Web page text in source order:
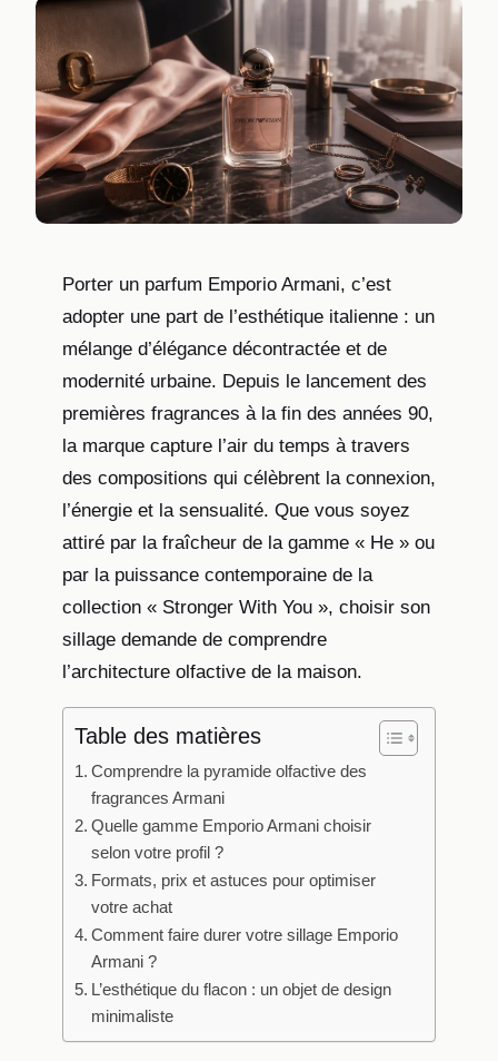
Porter un parfum Emporio Armani, c’est
adopter une part de l’esthétique italienne : un
mélange d’élégance décontractée et de
modernité urbaine. Depuis le lancement des
premières fragrances à la fin des années 90,
la marque capture l’air du temps à travers
des compositions qui célèbrent la connexion,
l’énergie et la sensualité. Que vous soyez
attiré par la fraîcheur de la gamme « He » ou
par la puissance contemporaine de la
collection « Stronger With You », choisir son
sillage demande de comprendre
l’architecture olfactive de la maison.
Table des matières
Comprendre la pyramide olfactive des
fragrances Armani
Quelle gamme Emporio Armani choisir
selon votre profil ?
Formats, prix et astuces pour optimiser
votre achat
Comment faire durer votre sillage Emporio
Armani ?
L’esthétique du flacon : un objet de design
minimaliste